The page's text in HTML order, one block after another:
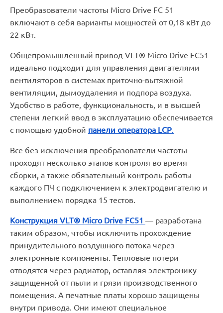
Преобразователи частоты Micro Drive FC 51
включают в себя варианты мощностей от 0,18 кВт до
22 кВт.
Общепромышленный привод VLT® Micro Drive FC51
идеально подходит для управления двигателями
вентиляторов в системах приточно-вытяжной
вентиляции, дымоудаления и подпора воздуха.
Удобство в работе, функциональность, и в высшей
степени легкий ввод в эксплуатацию обеспечивается
с помощью удобной панели оператора LCP.
Все без исключения преобразователи частоты
проходят несколько этапов контроля во время
сборки, а также обязательный контроль работы
каждого ПЧ с подключением к электродвигателю и
выполнением порядка 15 тестов.
Конструкция VLT® Micro Drive FC51 — разработана
таким образом, чтобы исключить прохождение
принудительного воздушного потока через
электронные компоненты. Тепловые потери
отводятся через радиатор, оставляя электронику
защищенной от пыли и грязи производственного
помещения. А печатные платы хорошо защищены
внутри привода. Они имеют специальное